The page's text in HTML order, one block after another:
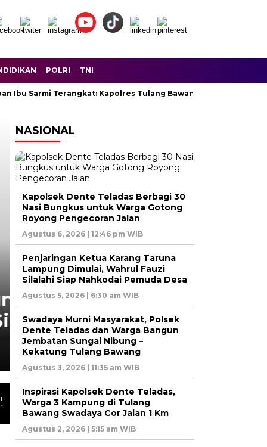
POLRI TNI
Sarmi Terangkat: Kapolres Tulang Bawang Lunasi Seluruh
Headline
KABARNEGRI
Swadaya Murni
Teladas dan Warga
Nibung – Kekatung
NASIONAL
Kapolsek Dente Teladas Berbagi 30
Nasi Bungkus untuk Warga Gotong
Royong Pengecoran Jalan
Agustus 6, 2026 | 12:46 pm WIB
Penjaringan Ketua Karang Taruna
Lampung Dimulai, Wahrul Fauzi
Silalahi Siap Nahkodai Pemuda Desa
Agustus 5, 2026 | 6:30 am WIB
Swadaya Murni Masyarakat, Polsek
Dente Teladas dan Warga Bangun
Jembatan Sungai Nibung –
Kekatung Tulang Bawang
Agustus 3, 2026 | 11:35 am WIB
Inspirasi Kapolsek Dente Teladas,
Warga 3 Kampung di Tulang
Bawang Swadaya Cor Jalan 1 Km
Agustus 2, 2026 | 5:15 am WIB